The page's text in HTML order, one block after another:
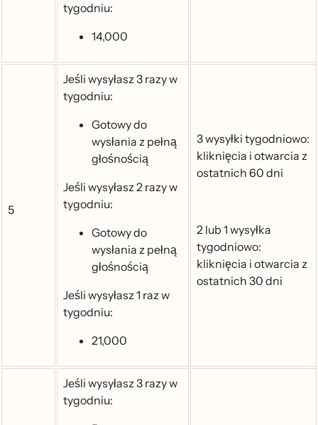
tygodniu:
14,000
5
Jeśli wysyłasz 3 razy w
tygodniu:
Gotowy do
wysłania z pełną
głośnością
Jeśli wysyłasz 2 razy w
tygodniu:
Gotowy do
wysłania z pełną
głośnością
Jeśli wysyłasz 1 raz w
tygodniu:
21,000
3 wysyłki tygodniowo:
kliknięcia i otwarcia z
ostatnich 60 dni
2 lub 1 wysyłka
tygodniowo:
kliknięcia i otwarcia z
ostatnich 30 dni
Jeśli wysyłasz 3 razy w
tygodniu: